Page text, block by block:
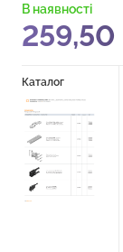
В наявності
259,50
Каталог